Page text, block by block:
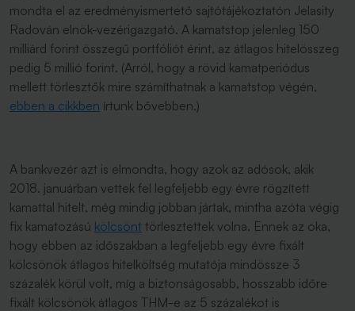
mondta el az eredményismertető sajtótájékoztatón Jelasity
Radován elnök-vezérigazgató. A kamatstop jelenleg 150
milliárd forint összegű portfóliót érint, az átlagos hitelösszeg
pedig 5 millió forint. (Arról, hogy a rövid kamatperiódus
mellett törlesztők mire számíthatnak a kamatstop végén,
ebben a cikkben írtunk bővebben.)
A bankvezér azt is elmondta, hogy azok az adósok, akik
2018. januárban vettek fel legfeljebb egy évre rögzített
kamattal hitelt, még mindig jobban jártak, mintha azóta végig
fix kamatozású kölcsönt törlesztettek volna. Ennek az oka,
hogy ebben az időszakban a legfeljebb egy évre fixált
kölcsönök átlagos hitelköltség mutatója mindössze 3
százalék körül volt, míg a biztonságosabb, hosszabb időre
fixált kölcsönök átlagos THM-e az 5 százalékot is